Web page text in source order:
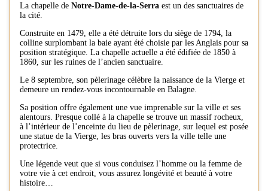
La chapelle de Notre-Dame-de-la-Serra est un des sanctuaires de
la cité.
Construite en 1479, elle a été détruite lors du siège de 1794, la
colline surplombant la baie ayant été choisie par les Anglais pour sa
position stratégique. La chapelle actuelle a été édifiée de 1850 à
1860, sur les ruines de l’ancien sanctuaire.
Le 8 septembre, son pèlerinage célèbre la naissance de la Vierge et
demeure un rendez-vous incontournable en Balagne.
Sa position offre également une vue imprenable sur la ville et ses
alentours. Presque collé à la chapelle se trouve un massif rocheux,
à l’intérieur de l’enceinte du lieu de pèlerinage, sur lequel est posée
une statue de la Vierge, les bras ouverts vers la ville telle une
protectrice.
Une légende veut que si vous conduisez l’homme ou la femme de
votre vie à cet endroit, vous assurez longévité et beauté à votre
histoire…